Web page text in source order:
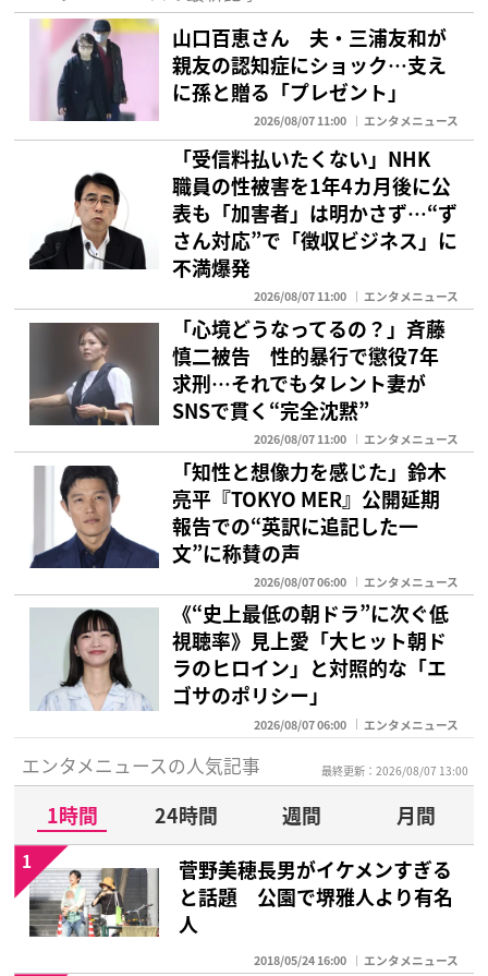
山口百恵さん 夫・三浦友和が
親友の認知症にショック…支え
に孫と贈る「プレゼント」
2026/08/07 11:00 エンタメニュース
「受信料払いたくない」NHK
職員の性被害を1年4カ月後に公
表も「加害者」は明かさず…“ず
さん対応”で「徴収ビジネス」に
不満爆発
2026/08/07 11:00 エンタメニュース
「心境どうなってるの？」斉藤
慎二被告 性的暴行で懲役7年
求刑…それでもタレント妻が
SNSで貫く“完全沈黙”
2026/08/07 11:00 エンタメニュース
「知性と想像力を感じた」鈴木
亮平『TOKYO MER』公開延期
報告での“英訳に追記した一
文”に称賛の声
2026/08/07 06:00 エンタメニュース
《“史上最低の朝ドラ”に次ぐ低
視聴率》見上愛「大ヒット朝ド
ラのヒロイン」と対照的な「エ
ゴサのポリシー」
2026/08/07 06:00 エンタメニュース
エンタメニュースの人気記事 最終更新：2026/08/07 13:00
1時間 24時間 週間
月間
菅野美穂長男がイケメンすぎる
と話題 公園で堺雅人より有名
人
2018/05/24 16:00 エンタメニュース
1